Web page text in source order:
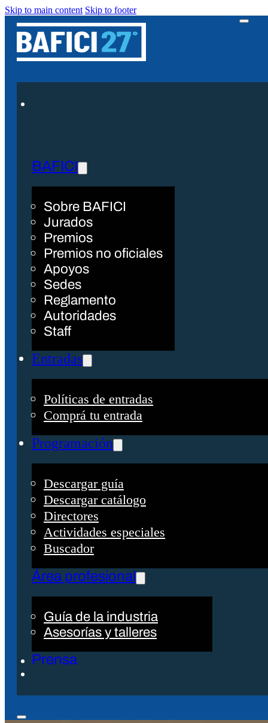
Skip to main content Skip to footer
BAFICI
Sobre BAFICI
Jurados
Premios
Premios no oficiales
Apoyos
Sedes
Reglamento
Autoridades
Staff
Entradas
Políticas de entradas
Comprá tu entrada
Programación
Descargar guía
Descargar catálogo
Directores
Actividades especiales
Buscador
Área profesional
Guía de la industria
Asesorías y talleres
Prensa